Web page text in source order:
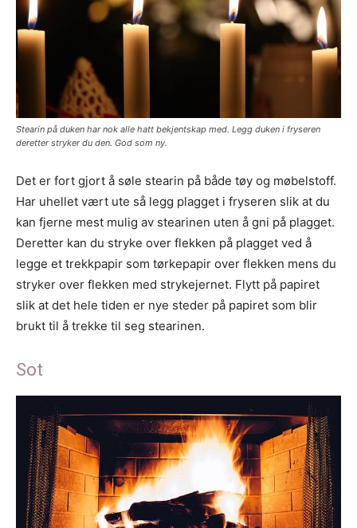
Stearin på duken har nok alle hatt bekjentskap med. Legg duken i fryseren
deretter stryker du den. God som ny.
Det er fort gjort å søle stearin på både tøy og møbelstoff.
Har uhellet vært ute så legg plagget i fryseren slik at du
kan fjerne mest mulig av stearinen uten å gni på plagget.
Deretter kan du stryke over flekken på plagget ved å
legge et trekkpapir som tørkepapir over flekken mens du
stryker over flekken med strykejernet. Flytt på papiret
slik at det hele tiden er nye steder på papiret som blir
brukt til å trekke til seg stearinen.
Sot